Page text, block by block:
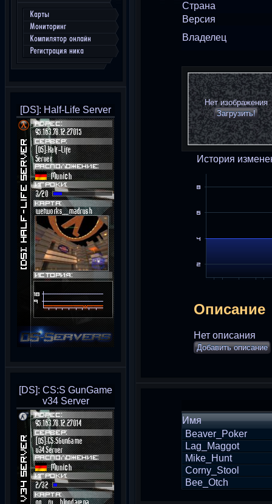
Карты
Мониторинг
Компилятор онлайн
Регистрация ника
[DS]: Half-Life Server
[DS]: CS:S GunGame
v34 Server
Страна
Версия
Владелец
Нет изображения
Загрузить!
История
Описание
Нет описания
Добавить описание
Имя
Beaver_Poker
Lag_Maggot
Mike_Hunt
Corny_Stool
Bee_Otch